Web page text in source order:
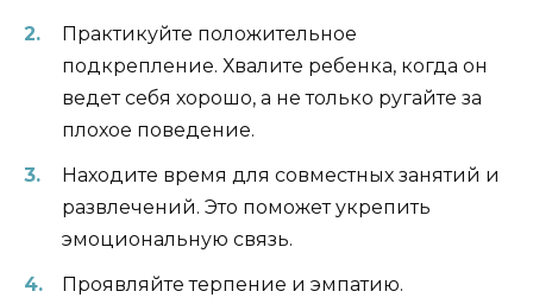
Практикуйте положительное
подкрепление. Хвалите ребенка, когда он
ведет себя хорошо, а не только ругайте за
плохое поведение.
Находите время для совместных занятий и
развлечений. Это поможет укрепить
эмоциональную связь.
Проявляйте терпение и эмпатию.